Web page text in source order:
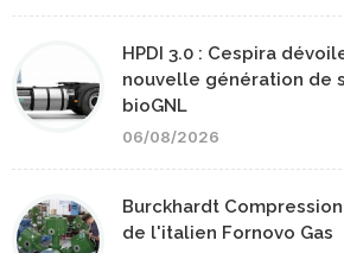
HPDI 3.0 : Cespira
nouvelle génération de
bioGNL
06/08/2026
Burckhardt
de l'italien Fornovo Gas